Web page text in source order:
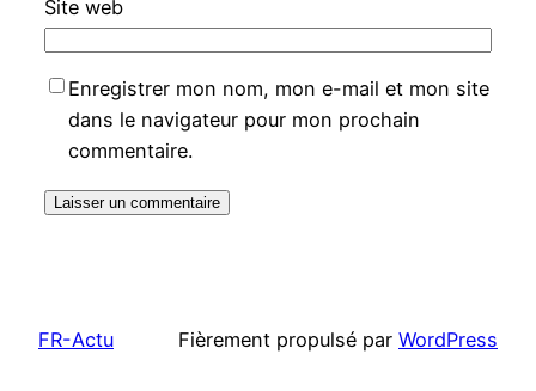
Site web
Enregistrer mon nom, mon e-mail et mon site
dans le navigateur pour mon prochain
commentaire.
FR-Actu Fièrement propulsé par WordPress